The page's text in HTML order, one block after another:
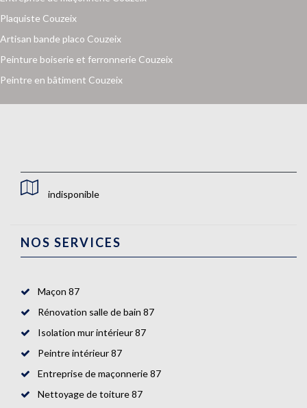
Plaquiste Couzeix
Artisan bande placo Couzeix
Peinture boiserie et ferronnerie Couzeix
Peintre en bâtiment Couzeix
indisponible
NOS SERVICES
Maçon 87
Rénovation salle de bain 87
Isolation mur intérieur 87
Peintre intérieur 87
Entreprise de maçonnerie 87
Nettoyage de toiture 87